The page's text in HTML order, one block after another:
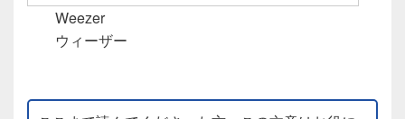
Weezer
ウィーザー